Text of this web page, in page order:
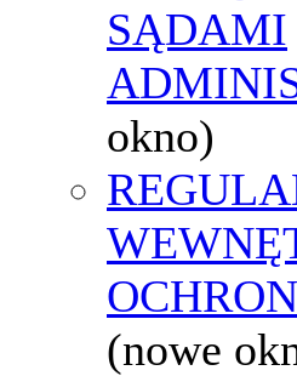
SĄDAMI
okno)
(nowe